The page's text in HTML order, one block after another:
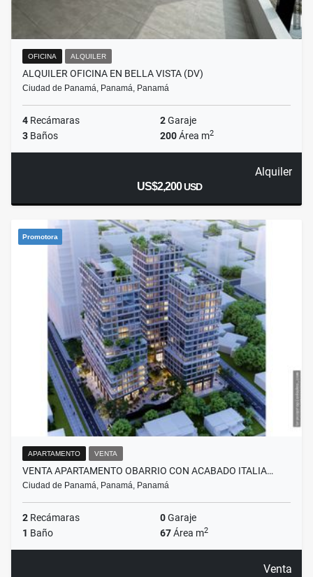
OFICINA ALQUILER
ALQUILER OFICINA EN BELLA VISTA (DV)
Ciudad de Panamá, Panamá, Panamá
4 Recámaras 2Garaje
3 Baños 200Área m2
Alquiler
US$2,200USD
Promotora
APARTAMENTO VENTA
VENTA APARTAMENTO OBARRIO CON ACABADO ITALIA…
Ciudad de Panamá, Panamá, Panamá
2 Recámaras 0Garaje
1 Baño 67Área m2
Venta